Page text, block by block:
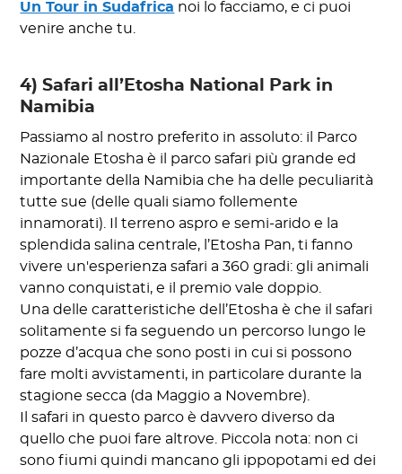
Un Tour in Sudafrica noi lo facciamo, e ci puoi
venire anche tu.
4) Safari all’Etosha National Park in
Namibia
Passiamo al nostro preferito in assoluto: il Parco
Nazionale Etosha è il parco safari più grande ed
importante della Namibia che ha delle peculiarità
tutte sue (delle quali siamo follemente
innamorati). Il terreno aspro e semi-arido e la
splendida salina centrale, l’Etosha Pan, ti fanno
vivere un'esperienza safari a 360 gradi: gli animali
vanno conquistati, e il premio vale doppio.
Una delle caratteristiche dell’Etosha è che il safari
solitamente si fa seguendo un percorso lungo le
pozze d’acqua che sono posti in cui si possono
fare molti avvistamenti, in particolare durante la
stagione secca (da Maggio a Novembre).
Il safari in questo parco è davvero diverso da
quello che puoi fare altrove. Piccola nota: non ci
sono fiumi quindi mancano gli ippopotami ed dei